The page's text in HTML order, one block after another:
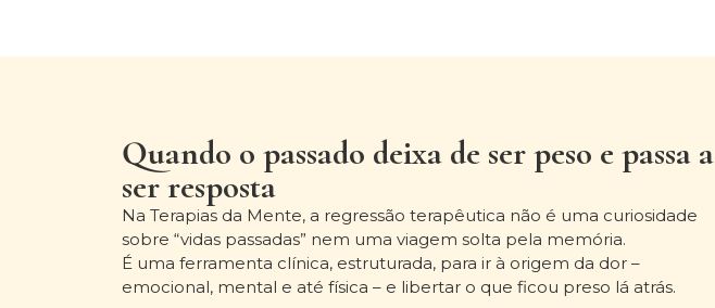
Quando o passado deixa de ser peso e passa a
ser resposta
Na Terapias da Mente, a regressão terapêutica não é uma curiosidade
sobre “vidas passadas” nem uma viagem solta pela memória.
É uma ferramenta clínica, estruturada, para ir à origem da dor –
emocional, mental e até física – e libertar o que ficou preso lá atrás.